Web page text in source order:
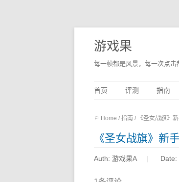
游戏果
每一帧都是风景，每一次点击
首页 评测 指南
⚐ Home / 指南 / 《圣女战旗》
《圣女战旗》新
Auth: 游戏果A